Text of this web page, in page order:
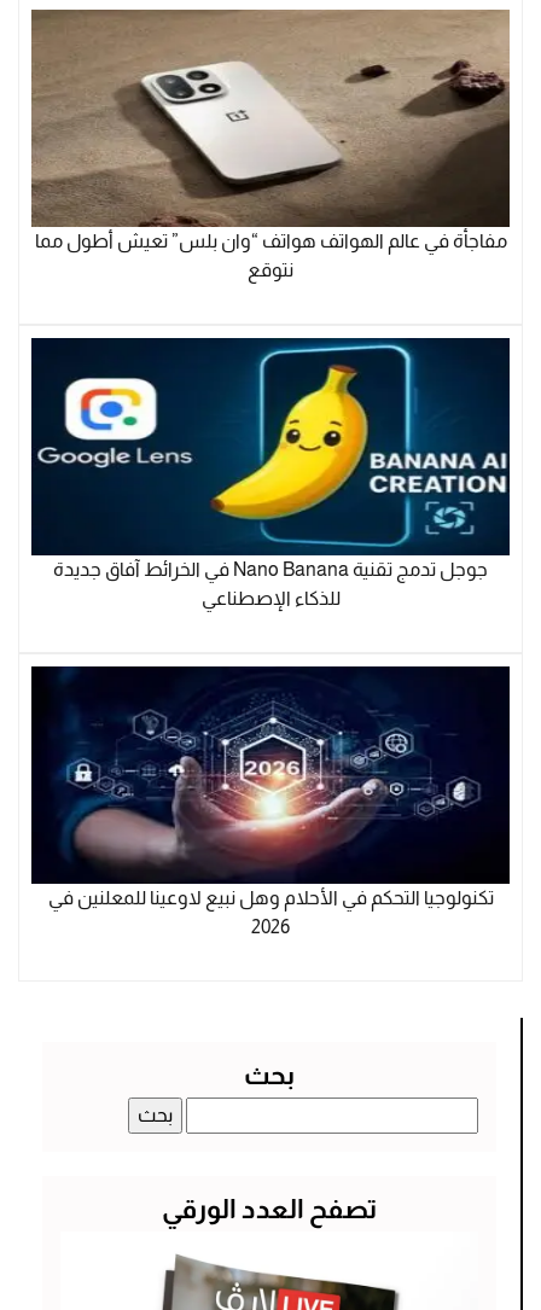
مفاجأة في عالم الهواتف هواتف “وان بلس” تعيش أطول مما
نتوقع
جوجل تدمج تقنية Nano Banana في الخرائط آفاق جديدة
للذكاء الإصطناعي
تكنولوجيا التحكم في الأحلام وهل نبيع لاوعينا للمعلنين في
2026
بحث
عن:
تصفح العدد الورقي